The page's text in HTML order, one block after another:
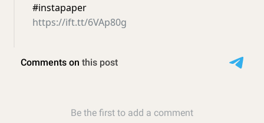
#instapaper
https://ift.tt/6VAp80g